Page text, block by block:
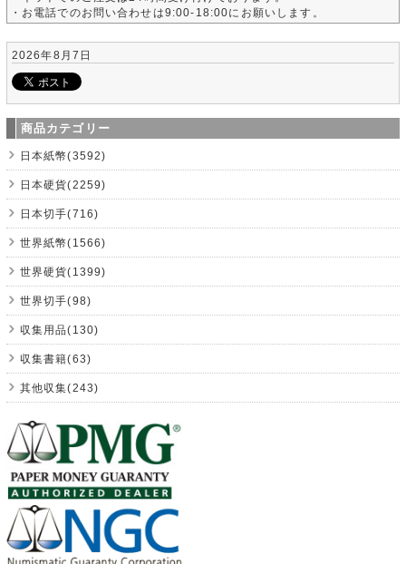
・お電話でのお問い合わせは9:00-18:00にお願いします。
2026年8月7日
商品カテゴリー
日本紙幣(3592)
日本硬貨(2259)
日本切手(716)
世界紙幣(1566)
世界硬貨(1399)
世界切手(98)
収集用品(130)
収集書籍(63)
其他収集(243)